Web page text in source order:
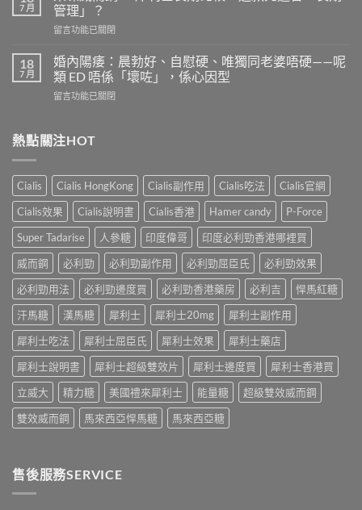
量
是
多
完
整
南：
男
讀
的
正
確
用
法〉
勁
有
效
4
個
信
號
評
副
作
用
與
增
效
指
南，
香
男
性
必
讀〉
7 月
管理」？
在
凍
威
而
鋼
利
期
比
較：
邊
款
先
合
「長
期
理」？〉
中
留言功能已關閉
18
7 月
婚內陽痿：晨勃好、自慰硬、唯獨同老婆唔硬——呢
類 ED 唔係「壞咗」，係心因型
在
陽
痿：
勃
好、
自
慰
硬、
唯
同
老
婆
硬
——
呢
類
ED
係
「壞
心
因
留言功能已關閉
熱點關注HOT
Cialis Cialis HongKong Cialis副作用 Cialis吃法
Cialis官網
Cialis效果
Cialis說明書 Cialis香港 Hamer candy
P-Force
Super Tadarise
人參糖 印度偉哥
印度必利勁香港哪裡買
威而鋼
必利勁 必利勁副作用 必利勁屈臣氏
必利勁效果
必利勁用法
必利勁邊度買 必利勁香港藥房 必利吉
悍馬紅糖
汗馬糖
漢馬糖 犀利士 犀利士20mg
犀利士副作用
犀利士吃法
犀利士屈臣氏 犀利士效果
犀利士藥店
犀利士說明書
犀利士超級雙效片 犀利士邊度買
犀利士香港買
立威大
精力糖 美國禮來犀利士 能量糖
超級雙效威而鋼
雙效威而鋼
馬來西亞悍馬糖 馬來西亞糖
售後服務SERVICE